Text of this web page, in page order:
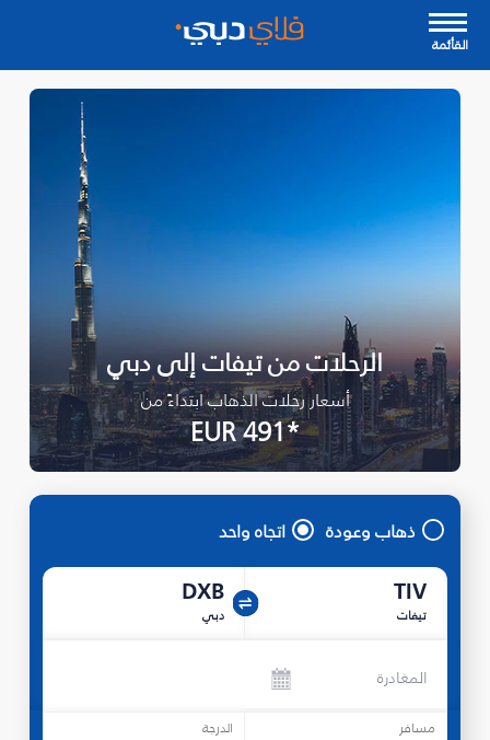
القأئمة
الرحلات من تيفات إلى دبي
أسعار رحلات الذهاب ابتداءً من
*EUR 491
ذهاب وعودة اتجاه واحد
TIV
تيفات
DXB
دبي
المغادرة
مسافر الدرجة